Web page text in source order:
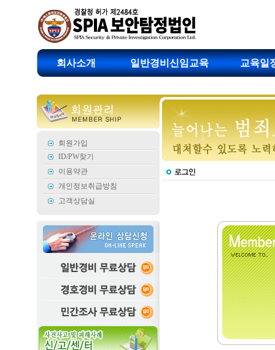
회사소개 일반경비신임교육 교육일
회원가입
ID/PW찾기
이용약관
개인정보취급방침
고객상담실